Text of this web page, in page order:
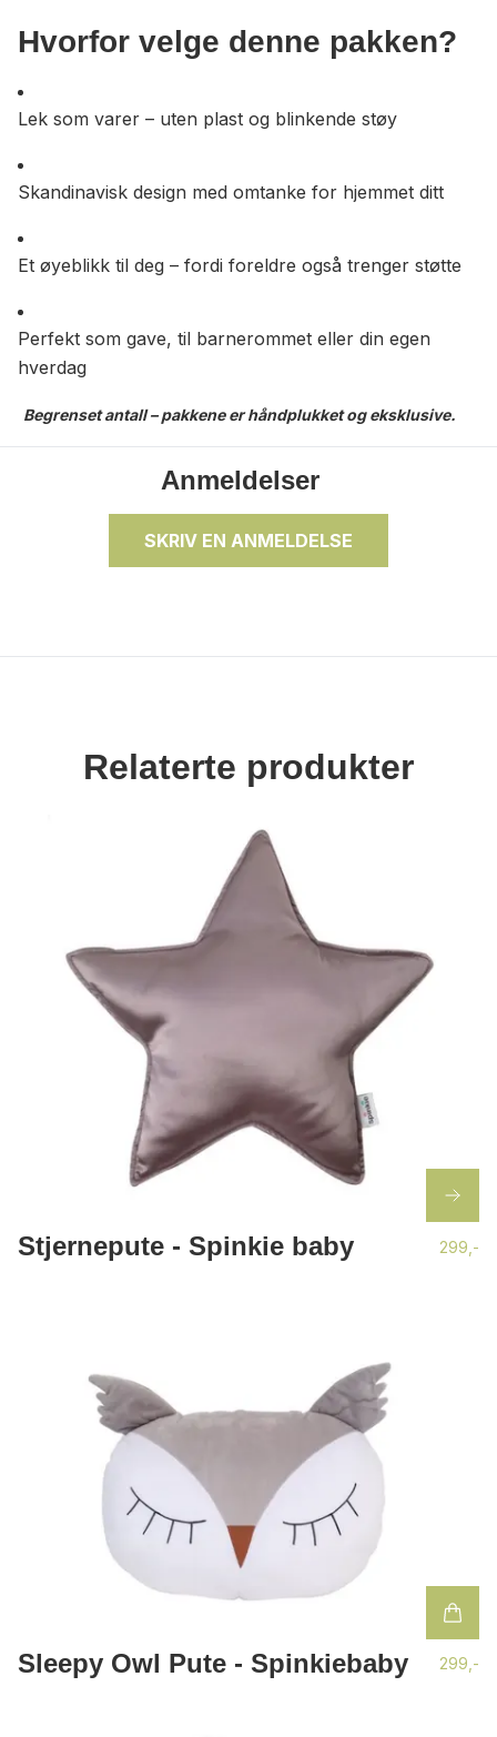
Hvorfor velge denne pakken?
Lek som varer – uten plast og blinkende støy
Skandinavisk design med omtanke for hjemmet ditt
Et øyeblikk til deg – fordi foreldre også trenger støtte
Perfekt som gave, til barnerommet eller din egen
hverdag
Begrenset antall – pakkene er håndplukket og eksklusive.
Anmeldelser
SKRIV EN ANMELDELSE
Relaterte produkter
Stjernepute - Spinkie baby 299,-
Sleepy Owl Pute - Spinkiebaby 299,-